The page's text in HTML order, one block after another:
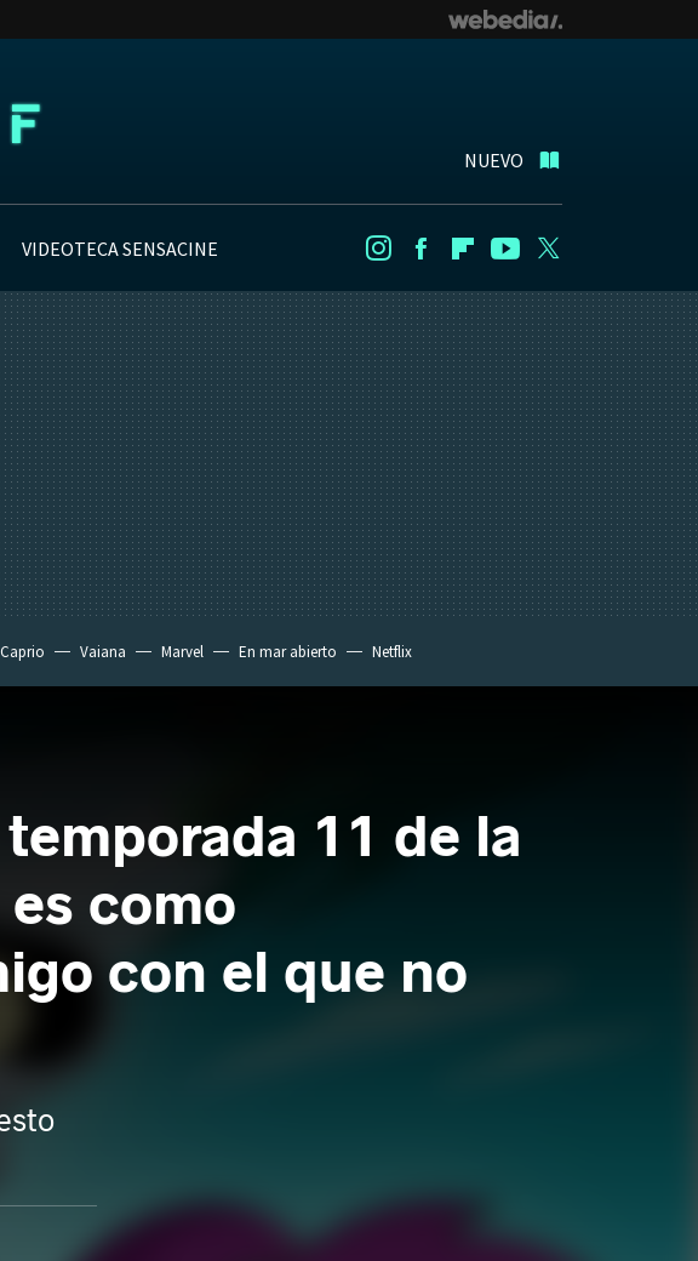
NUEVO
VIDEOTECA SENSACINE InstagramFacebookFlipboard
Youtube
Vaiana Marvel En mar abierto Netflix
11 de la
como
con el que no